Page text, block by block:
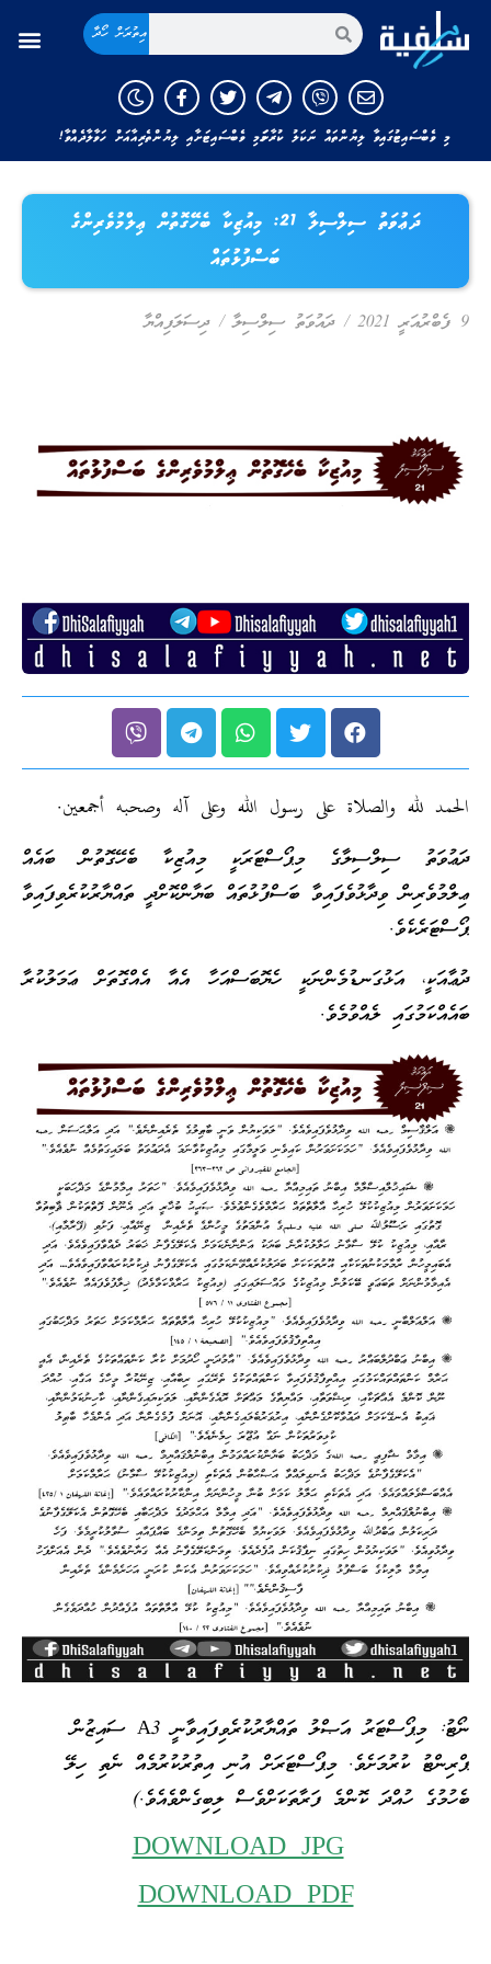
އިތުރަށް ހޯދާ
މި ވެބްސައިޓުގައިވާ ލިޔުންތައް ނަކަލު ކުރާނަމަ މި ވެބްސައިޓަށާއި ލިޔުންތެރިއާއަށް ހަވާލާދެއްވާ!
ދަޢުވަތު ސިލްސިލާ 21: މިއުޒިކާ ބެހޭގޮތުން ޢިލްމުވެރިންގެ
ބަސްފުޅުތައް
9 ފެބްރުއަރީ 2021 / ދައުވަތު ސިލްސިލާ / ދިސަލަފިއްޔާ
الحمد لله والصلاة على رسول الله وعلى آله وصحبه أجمعين.
ދަޢުވަތު ސިލްސިލާގެ މިޕޯސްޓަރަކީ މިއުޒިކާ ބެހޭގޮތުން ބައެއް
ޢިލްމުވެރިން ވިދާޅުވެފައިވާ ބަސްފުޅުތައް ބަޔާންކޮށްދީ ތައްޔާރުކުރެވިފައިވާ
ޕޯސްޓަރެކެވެ.
ދުޢާއަކީ، އަޅުގަނޑުމެންނަކީ ހެޔޮބަސްއަހާ އެއާ އެއްގޮތަށް ޢަމަލުކުރާ
ބައެއްކަމުގައި ލެއްވުމެވެ.
ނޯޓު: މިޕޯސްޓަރު އަޞްލު ތައްޔާރުކުރެވިފައިވާނީ A3 ސައިޒުން
ޕްރިންޓު ކުރުމަށެވެ. މިޕޯސްޓަރަށް އުނި އިތުރުކުރުމެއް ނެތި ހިލޭ
ބެހުމުގެ ހުއްދަ ކޮންމެ ފަރާތަކަށްވެސް ލިބިގެންވެއެވެ.)
DOWNLOAD JPG
DOWNLOAD PDF